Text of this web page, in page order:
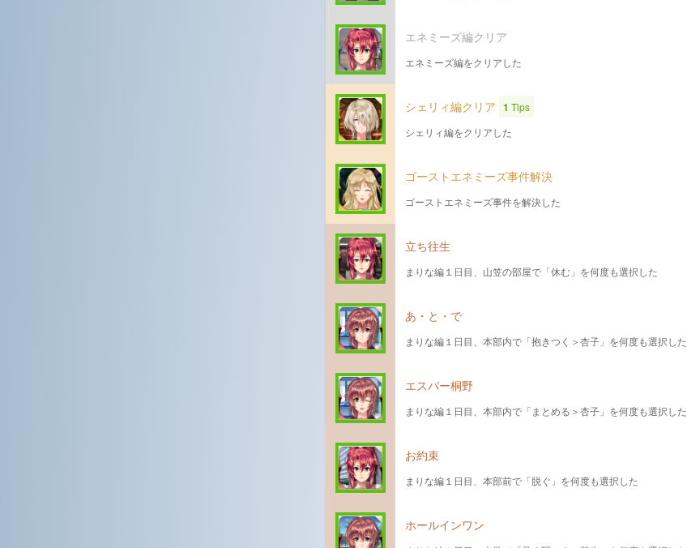
エネミーズ編クリア
エネミーズ編をクリアした
シェリィ編クリア 1 Tips
シェリィ編をクリアした
ゴーストエネミーズ事件解決
ゴーストエネミーズ事件を解決した
立ち往生
まりな編１日目、山笠の部屋で「休む」を何度も選択した
あ・と・で
まりな編１日目、本部内で「抱きつく＞杏子」を何度も選択した
エスパー桐野
まりな編１日目、本部内で「まとめる＞杏子」を何度も選択した
お約束
まりな編１日目、本部前で「脱ぐ」を何度も選択した
ホールインワン